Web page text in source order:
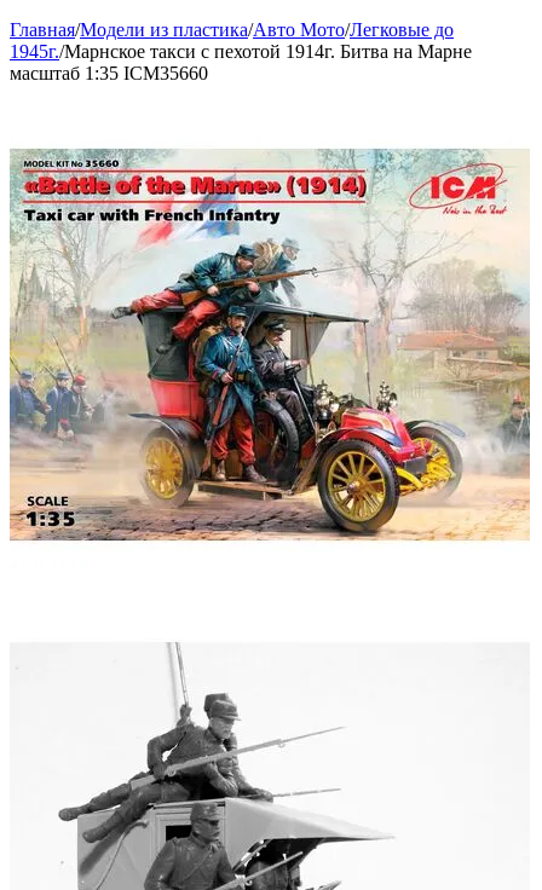
Главная/Модели из пластика/Авто Мото/Легковые до
1945г./Марнское такси с пехотой 1914г. Битва на Марне
масштаб 1:35 ICM35660